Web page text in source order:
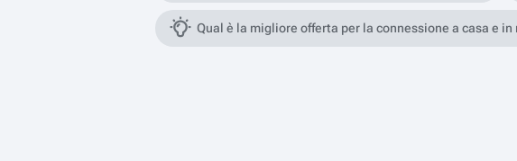
Qual è la migliore offerta per la connessione a casa e